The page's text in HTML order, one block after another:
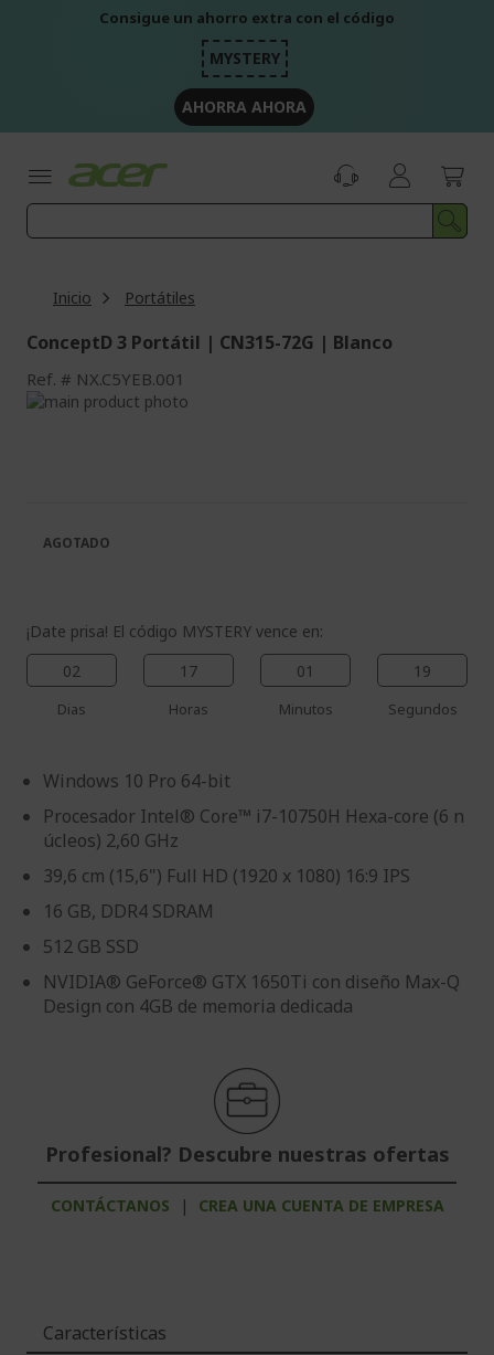
Consigue un ahorro extra con el código
MYSTERY
AHORRA AHORA
Inicio Portátiles
ConceptD 3 Portátil | CN315-72G | Blanco
Ref. NX.C5YEB.001
Saltar
imágenes
galería
¡Date prisa! El código MYSTERY vence en:
02
Dias
17
Horas
01
Minutos
18
Segundos
Windows 10 Pro 64-bit
Procesador Intel® Core™ i7-10750H Hexa-core (6 n
úcleos) 2,60 GHz
39,6 cm (15,6") Full HD (1920 x 1080) 16:9 IPS
16 GB, DDR4 SDRAM
512 GB SSD
NVIDIA® GeForce® GTX 1650Ti con diseño Max-Q
Design con 4GB de memoria dedicada
Profesional? Descubre nuestras ofertas
CONTÁCTANOS | CREA UNA CUENTA DE EMPRESA
AGOTADO
Características